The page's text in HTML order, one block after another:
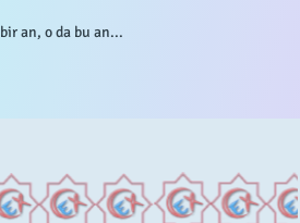
an, o da bu an...